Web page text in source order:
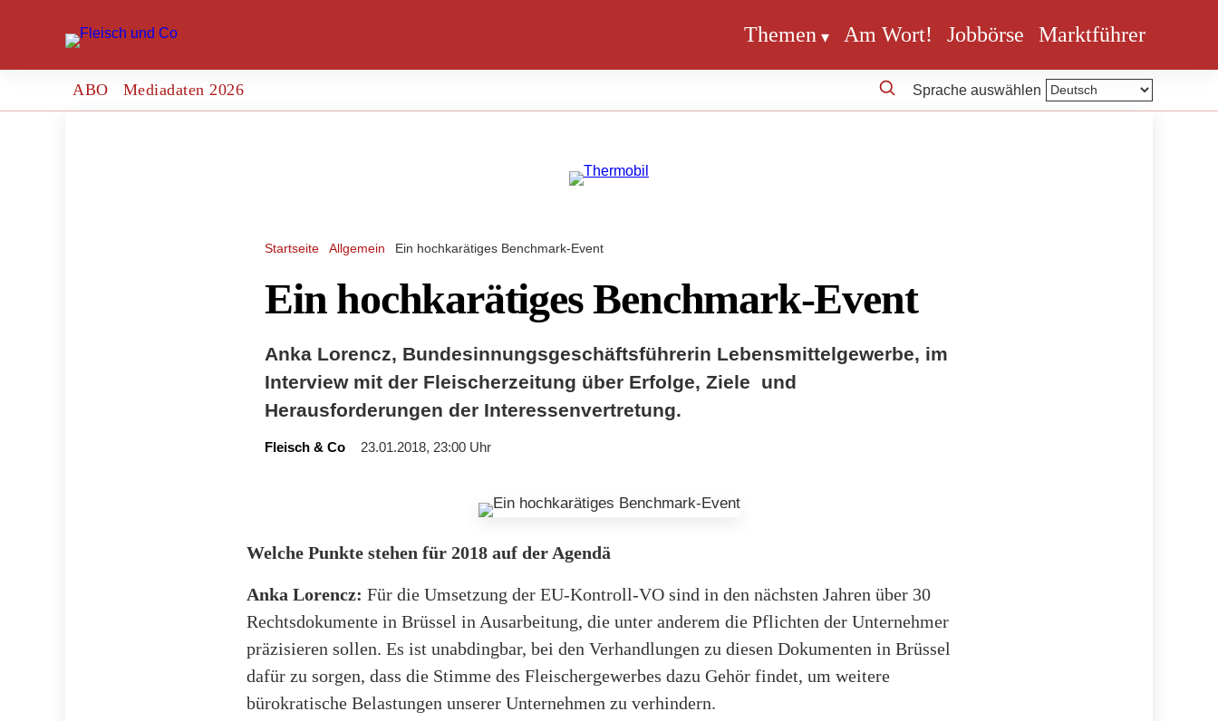
Themen Am Wort! Jobbörse Marktführer
ABO Mediadaten 2026 Sprache auswählen
Startseite Allgemein Ein hochkarätiges Benchmark-Event
Ein hochkarätiges Benchmark-Event
Anka Lorencz, Bundesinnungsgeschäftsführerin Lebensmittelgewerbe, im
Interview mit der Fleischerzeitung über Erfolge, Ziele und
Herausforderungen der Interessenvertretung.
Fleisch & Co 23.01.2018, 23:00 Uhr
Welche Punkte stehen für 2018 auf der Agendä
Anka Lorencz: Für die Umsetzung der EU-Kontroll-VO sind in den nächsten Jahren über 30
Rechtsdokumente in Brüssel in Ausarbeitung, die unter anderem die Pflichten der Unternehmer
präzisieren sollen. Es ist unabdingbar, bei den Verhandlungen zu diesen Dokumenten in Brüssel
dafür zu sorgen, dass die Stimme des Fleischergewerbes dazu Gehör findet, um weitere
bürokratische Belastungen unserer Unternehmen zu verhindern.